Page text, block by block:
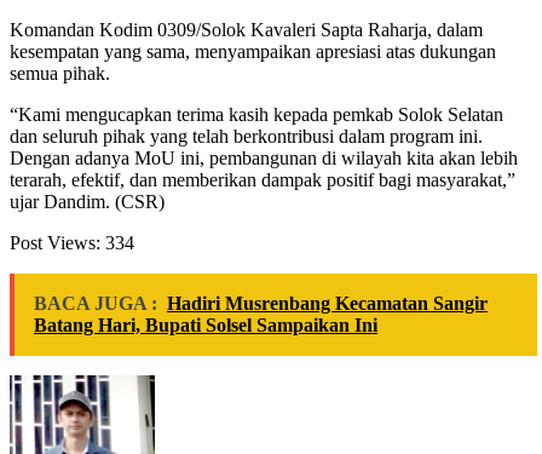
Komandan Kodim 0309/Solok Kavaleri Sapta Raharja, dalam
kesempatan yang sama, menyampaikan apresiasi atas dukungan
semua pihak.
“Kami mengucapkan terima kasih kepada pemkab Solok Selatan
dan seluruh pihak yang telah berkontribusi dalam program ini.
Dengan adanya MoU ini, pembangunan di wilayah kita akan lebih
terarah, efektif, dan memberikan dampak positif bagi masyarakat,”
ujar Dandim. (CSR)
Post Views: 334
BACA JUGA : Hadiri Musrenbang Kecamatan Sangir
Batang Hari, Bupati Solsel Sampaikan Ini